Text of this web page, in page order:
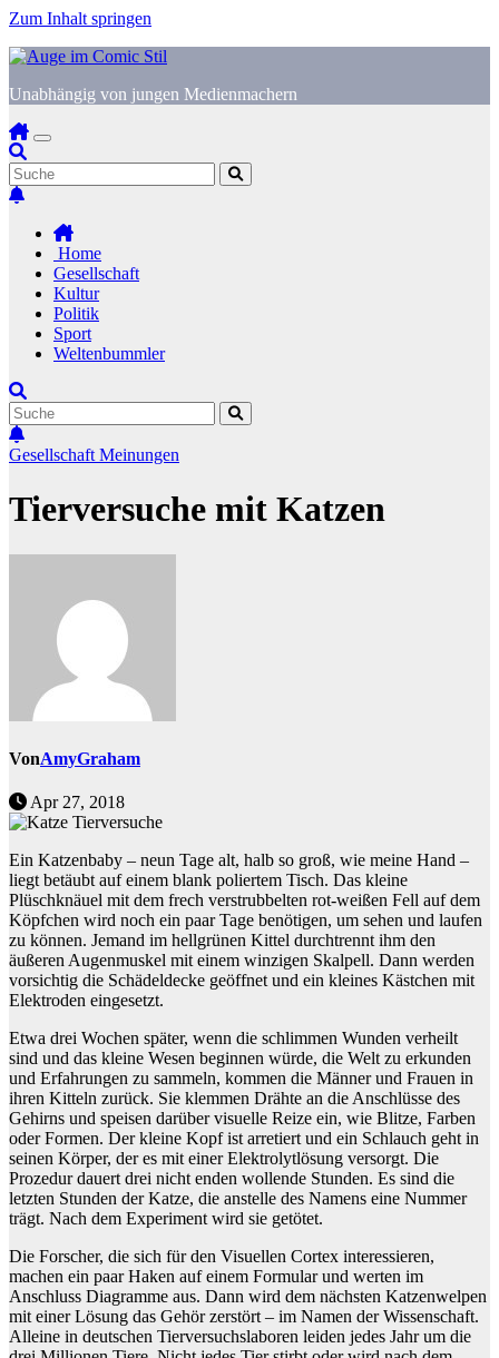
Zum Inhalt springen
Unabhängig von jungen Medienmachern
Home
Gesellschaft
Kultur
Politik
Sport
Weltenbummler
Gesellschaft Meinungen
Tierversuche mit Katzen
VonAmyGraham
Apr 27, 2018
Ein Katzenbaby – neun Tage alt, halb so groß, wie meine Hand –
liegt betäubt auf einem blank poliertem Tisch. Das kleine
Plüschknäuel mit dem frech verstrubbelten rot-weißen Fell auf dem
Köpfchen wird noch ein paar Tage benötigen, um sehen und laufen
zu können. Jemand im hellgrünen Kittel durchtrennt ihm den
äußeren Augenmuskel mit einem winzigen Skalpell. Dann werden
vorsichtig die Schädeldecke geöffnet und ein kleines Kästchen mit
Elektroden eingesetzt.
Etwa drei Wochen später, wenn die schlimmen Wunden verheilt
sind und das kleine Wesen beginnen würde, die Welt zu erkunden
und Erfahrungen zu sammeln, kommen die Männer und Frauen in
ihren Kitteln zurück. Sie klemmen Drähte an die Anschlüsse des
Gehirns und speisen darüber visuelle Reize ein, wie Blitze, Farben
oder Formen. Der kleine Kopf ist arretiert und ein Schlauch geht in
seinen Körper, der es mit einer Elektrolytlösung versorgt. Die
Prozedur dauert drei nicht enden wollende Stunden. Es sind die
letzten Stunden der Katze, die anstelle des Namens eine Nummer
trägt. Nach dem Experiment wird sie getötet.
Die Forscher, die sich für den Visuellen Cortex interessieren,
machen ein paar Haken auf einem Formular und werten im
Anschluss Diagramme aus. Dann wird dem nächsten Katzenwelpen
mit einer Lösung das Gehör zerstört – im Namen der Wissenschaft.
Alleine in deutschen Tierversuchslaboren leiden jedes Jahr um die